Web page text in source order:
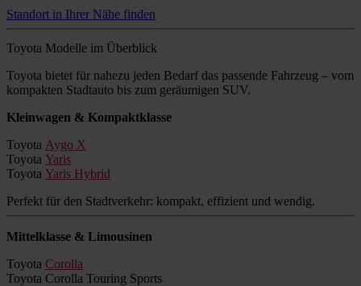
Standort in Ihrer Nähe finden
Toyota Modelle im Überblick
Toyota bietet für nahezu jeden Bedarf das passende Fahrzeug – vom
kompakten Stadtauto bis zum geräumigen SUV.
Kleinwagen & Kompaktklasse
Toyota Aygo X
Toyota Yaris
Toyota Yaris Hybrid
Perfekt für den Stadtverkehr: kompakt, effizient und wendig.
Mittelklasse & Limousinen
Toyota Corolla
Toyota Corolla Touring Sports